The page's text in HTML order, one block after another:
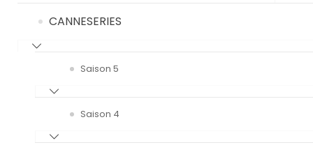
CANNESERIES
Saison 5
Saison 4